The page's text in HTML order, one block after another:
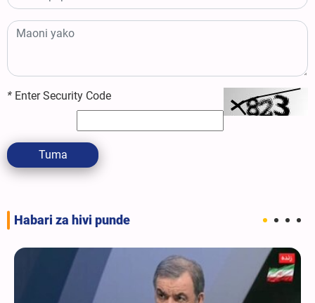
* Enter Security Code
Tuma
Habari za hivi punde